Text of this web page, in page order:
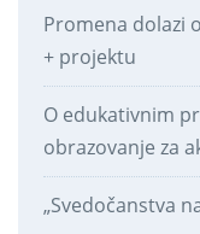
Promena dolazi
+ projektu
O edukativnim
obrazovanje za
„Svedočanstva